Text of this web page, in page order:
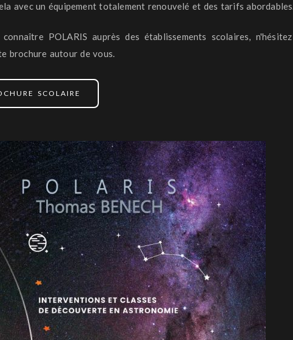
avec un équipement totalement renouvelé et des tarifs
POLARIS auprès des établissements scolaires,
brochure autour de vous.
SCOLAIRE